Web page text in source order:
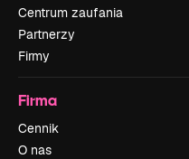
Centrum zaufania
Partnerzy
Firmy
Firma
Cennik
O nas